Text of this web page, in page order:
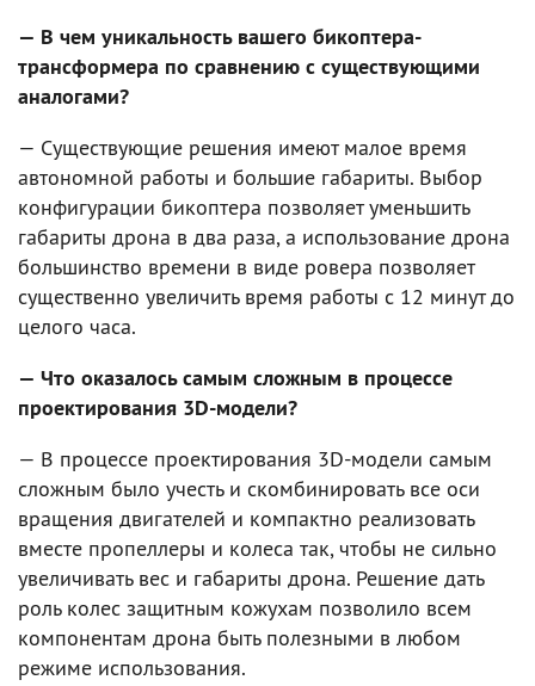
— В чем уникальность вашего бикоптера-
трансформера по сравнению с существующими
аналогами?
— Существующие решения имеют малое время
автономной работы и большие габариты. Выбор
конфигурации бикоптера позволяет уменьшить
габариты дрона в два раза, а использование дрона
большинство времени в виде ровера позволяет
существенно увеличить время работы с 12 минут до
целого часа.
— Что оказалось самым сложным в процессе
проектирования 3D-модели?
— В процессе проектирования 3D-модели самым
сложным было учесть и скомбинировать все оси
вращения двигателей и компактно реализовать
вместе пропеллеры и колеса так, чтобы не сильно
увеличивать вес и габариты дрона. Решение дать
роль колес защитным кожухам позволило всем
компонентам дрона быть полезными в любом
режиме использования.